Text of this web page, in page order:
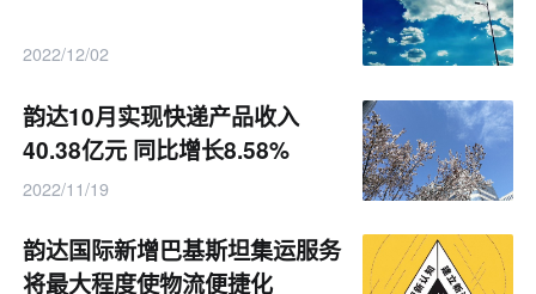
2022/12/02
韵达10月实现快递产品收入
40.38亿元 同比增长8.58%
2022/11/19
韵达国际新增巴基斯坦集运服务
将最大程度使物流便捷化